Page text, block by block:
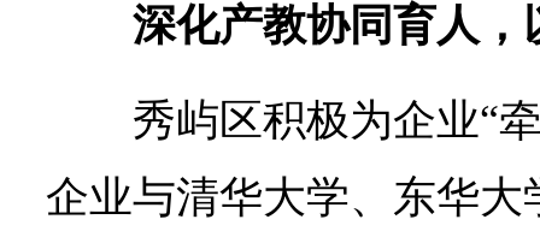
深化产教协同育人
秀屿区积极为企业“
企业与清华大学、东华